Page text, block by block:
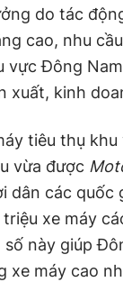
do tác
cao, nhu
vực Đông
xuất, kinh
tiêu thụ
vừa được
dân các quốc
xe máy
số này giúp
xe máy cao